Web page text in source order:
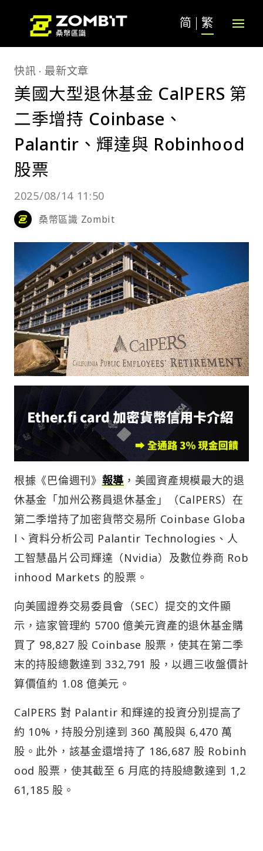
简 繁
快訊 最新文章
美國大型退休基金 CalPERS 第
二季增持 Coinbase、
Palantir、輝達與 Robinhood
股票
2025/08/14 11:50
桑幣區識 Zombit
根據《巴倫週刊》 報導 ，美國資產規模最大的退
休基金「加州公務員退休基金」（CalPERS）在
第二季增持了加密貨幣交易所 Coinbase Globa
l、資料分析公司 Palantir Technologies、人
工智慧晶片公司輝達（Nvidia）及數位券商 Rob
inhood Markets 的股票。
向美國證券交易委員會（SEC）提交的文件顯
示，這家管理約 5700 億美元資產的退休基金購
買了 98,827 股 Coinbase 股票，使其在第二季
末的持股總數達到 332,791 股，以週三收盤價計
算價值約 1.08 億美元。
CalPERS 對 Palantir 和輝達的投資分別提高了
約 10%，持股分別達到 360 萬股與 6,470 萬
股。此外，該基金還增持了 186,687 股 Robinh
ood 股票，使其截至 6 月底的持股總數達到 1,2
61,185 股。